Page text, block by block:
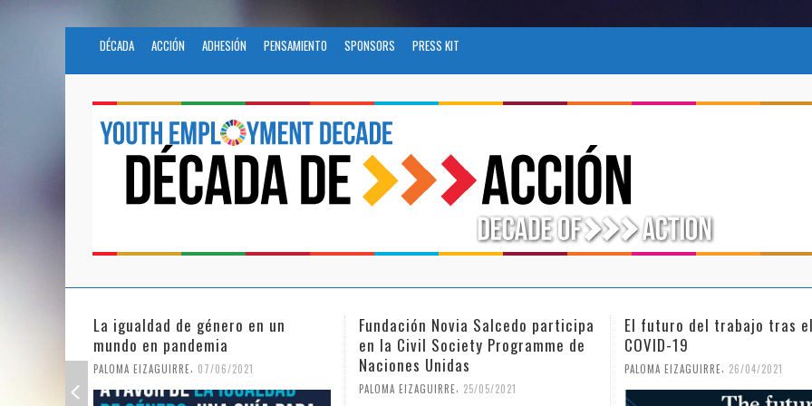
DÉCADA ACCIÓN ADHESIÓN PENSAMIENTO SPONSORS PRESS KIT
Fundación Novia Salcedo participa
en la Civil Society Programme de
Naciones Unidas
PALOMA EIZAGUIRRE, 25/05/2021
El futuro del trabajo tras el
COVID-19
PALOMA EIZAGUIRRE,
Día Internacional de la
Niña en la Ciencia
PALOMA EIZAGUIRRE, 18/02/2021